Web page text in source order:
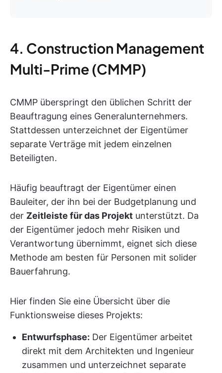
4. Construction Management
Multi-Prime (CMMP)
CMMP überspringt den üblichen Schritt der
Beauftragung eines Generalunternehmers.
Stattdessen unterzeichnet der Eigentümer
separate Verträge mit jedem einzelnen
Beteiligten.
Häufig beauftragt der Eigentümer einen
Bauleiter, der ihn bei der Budgetplanung und
der Zeitleiste für das Projekt unterstützt. Da
der Eigentümer jedoch mehr Risiken und
Verantwortung übernimmt, eignet sich diese
Methode am besten für Personen mit solider
Bauerfahrung.
Hier finden Sie eine Übersicht über die
Funktionsweise dieses Projekts:
Entwurfsphase: Der Eigentümer arbeitet
direkt mit dem Architekten und Ingenieur
zusammen und unterzeichnet separate